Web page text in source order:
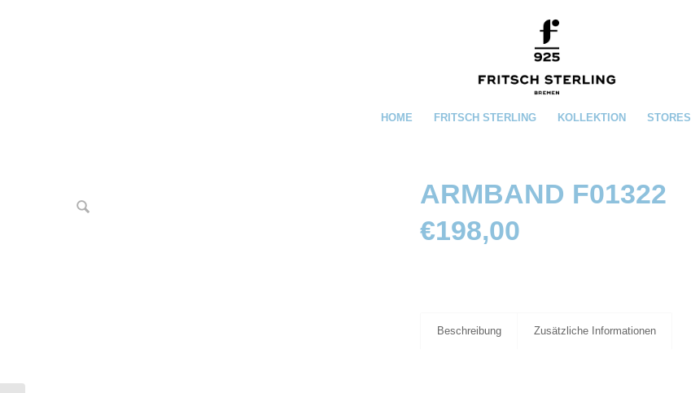
HOME FRITSCH STERLING KOLLEKTION STORES
ARMBAND F01322
€198,00
Beschreibung Zusätzliche Informationen